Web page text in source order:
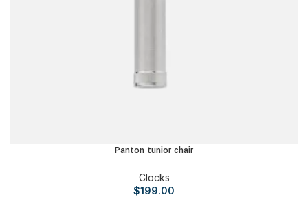
Panton tunior chair
Clocks
$199.00